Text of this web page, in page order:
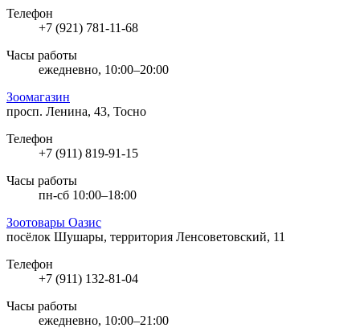
Телефон
+7 (921) 781-11-68
Часы работы
ежедневно, 10:00–20:00
Зоомагазин
просп. Ленина, 43, Тосно
Телефон
+7 (911) 819-91-15
Часы работы
пн-сб 10:00–18:00
Зоотовары Оазис
посёлок Шушары, территория Ленсоветовский, 11
Телефон
+7 (911) 132-81-04
Часы работы
ежедневно, 10:00–21:00